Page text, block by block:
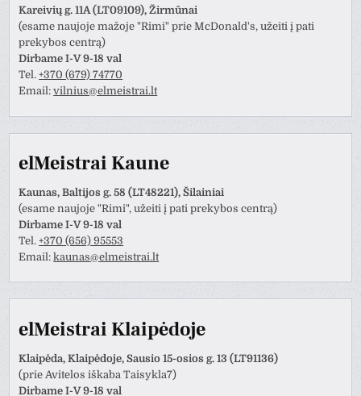
Kareivių g. 11A (LT09109), Žirmūnai
(esame naujoje mažoje "Rimi" prie McDonald's, užeiti į pati
prekybos centrą)
Dirbame I-V 9-18 val
Tel.+370 (679) 74770
Email:vilnius@elmeistrai.lt
elMeistrai Kaune
Kaunas, Baltijos g. 58 (LT48221), Šilainiai
(esame naujoje "Rimi", užeiti į pati prekybos centrą)
Dirbame I-V 9-18 val
Tel.+370 (656) 95553
Email:kaunas@elmeistrai.lt
elMeistrai Klaipėdoje
Klaipėda, Klaipėdoje, Sausio 15-osios g. 13 (LT91136)
(prie Avitelos iškaba Taisykla7)
Dirbame I-V 9-18 val